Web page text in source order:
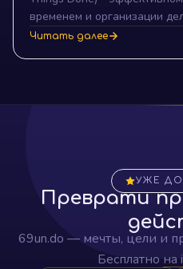
временем и организации
Алленом. Откройте
Читать далее
УЖЕ
Преврати
69un.do — мечты, цели и
Бесплатно на